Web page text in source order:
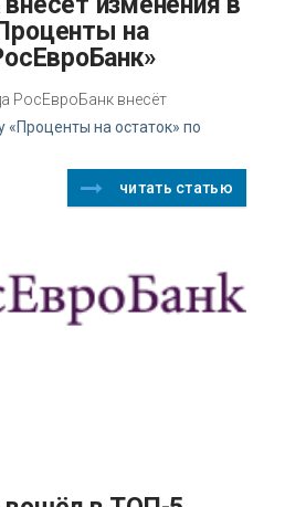
на
РосЕвроБанк внесёт
на остаток» по
читать статью